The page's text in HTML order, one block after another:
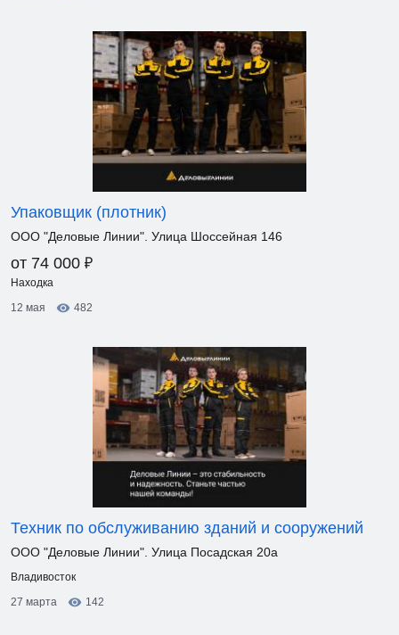
Упаковщик (плотник)
ООО "Деловые Линии". Улица Шоссейная 146
от 74 000 ₽
Находка
12 мая
482
Техник по обслуживанию зданий и сооружений
ООО "Деловые Линии". Улица Посадская 20а
Владивосток
27 марта
142